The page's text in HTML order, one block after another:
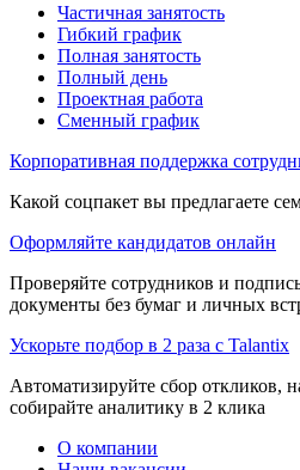
Частичная занятость
Гибкий график
Полная занятость
Полный день
Проектная работа
Сменный график
Корпоративная поддержка
Какой соцпакет вы предлагаете
Оформляйте кандидатов онлайн
Проверяйте сотрудников и
документы без бумаг и личных
Ускорьте подбор в 2 раза с Talantix
Автоматизируйте сбор откликов,
собирайте аналитику в 2 клика
О компании